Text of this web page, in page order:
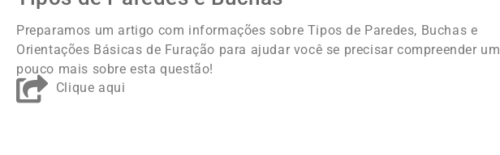
Preparamos um artigo com informações sobre Tipos de Paredes, Buchas e
Orientações Básicas de Furação para ajudar você se precisar compreender um
pouco mais sobre esta questão!
Clique aqui